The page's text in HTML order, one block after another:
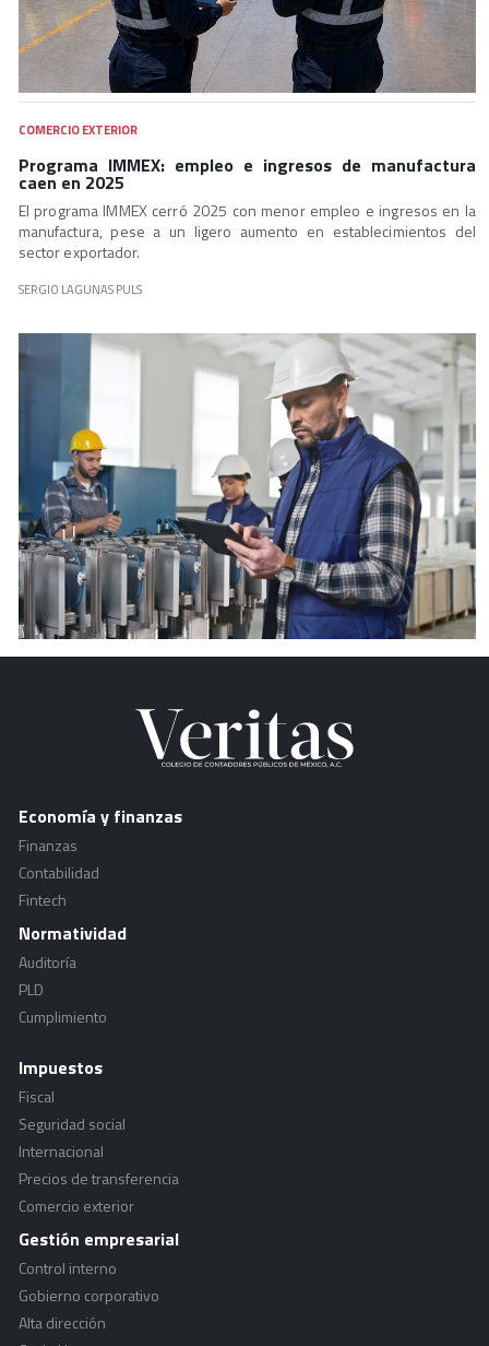
COMERCIO EXTERIOR
Programa IMMEX: empleo e ingresos de manufactura
caen en 2025
El programa IMMEX cerró 2025 con menor empleo e ingresos en la
manufactura, pese a un ligero aumento en establecimientos del
sector exportador.
SERGIO LAGUNAS PULS
Economía y finanzas
Finanzas
Contabilidad
Fintech
Normatividad
Auditoría
PLD
Cumplimiento
Impuestos
Fiscal
Seguridad social
Internacional
Precios de transferencia
Comercio exterior
Gestión empresarial
Control interno
Gobierno corporativo
Alta dirección